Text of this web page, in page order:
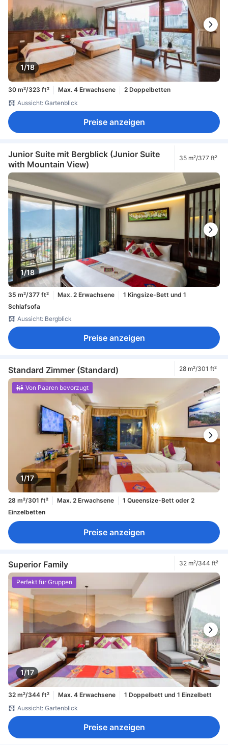
1/18
30 m²/323 ft² Max. 4 Erwachsene
2 Doppelbetten
Aussicht: Gartenblick
Preise anzeigen
Junior Suite mit Bergblick (Junior Suite
with Mountain View)
35 m²/377 ft²
1/18
35 m²/377 ft² Max. 2 Erwachsene
1 Kingsize-Bett und 1
Schlafsofa
Aussicht: Bergblick
Preise anzeigen
Standard Zimmer (Standard) 28 m²/301 ft²
1/17
Von Paaren bevorzugt
28 m²/301 ft² Max. 2 Erwachsene
1 Queensize-Bett oder 2
Einzelbetten
Preise anzeigen
Superior Family 32 m²/344 ft²
1/17
Perfekt für Gruppen
32 m²/344 ft² Max. 4 Erwachsene
1 Doppelbett und 1 Einzelbett
Aussicht: Gartenblick
Preise anzeigen